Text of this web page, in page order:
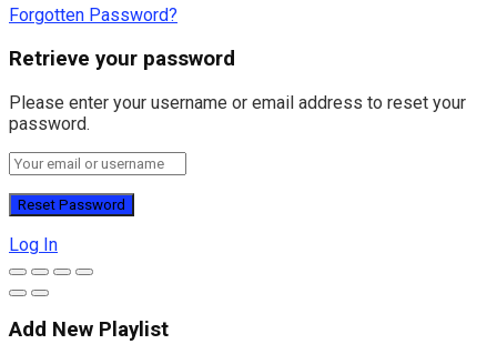
Forgotten Password?
Retrieve your password
Please enter your username or email address to reset your
password.
Log In
Add New Playlist